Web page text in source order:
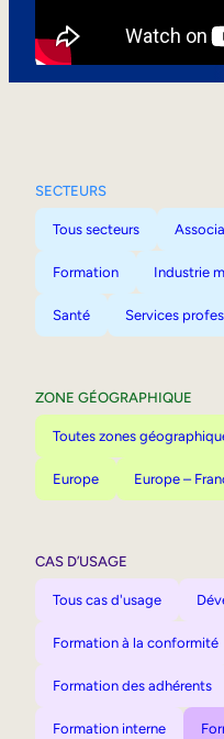
SECTEURS
Tous secteurs
Formation Industrie
Santé Services
ZONE GÉOGRAPHIQUE
Toutes zones
Europe Europe –
CAS D’USAGE
Tous cas d'usage
Formation à la conformité
Formation des adhérents
Formation interne